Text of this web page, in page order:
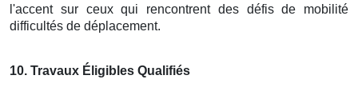
l'accent sur ceux qui rencontrent des défis de mobilité
difficultés de déplacement.
10. Travaux Éligibles Qualifiés